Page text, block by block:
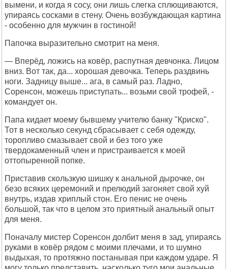
вымени, и когда я сосу, они лишь слегка сплющиваются,
упираясь сосками в стену. Очень возбуждающая картина
- особенно для мужчин в гостиной!
Папочка выразительно смотрит на меня.
— Вперёд, ложись на ковёр, распутная девчонка. Лицом
вниз. Вот так, да... хорошая девочка. Теперь раздвинь
ноги. Задницу выше... ага, в самый раз. Ладно,
Соренсон, можешь приступать... возьми свой трофей, -
командует он.
Папа кидает моему бывшему учителю банку "Криско".
Тот в несколько секунд сбрасывает с себя одежду,
торопливо смазывает свой и без того уже
твердокаменный член и пристраивается к моей
оттопыренной попке.
Приставив скользкую шишку к анальной дырочке, он
безо всяких церемоний и прелюдий загоняет свой хуй
внутрь, издав хриплый стон. Его пенис не очень
большой, так что в целом это приятный анальный опыт
для меня.
Поначалу мистер Соренсон долбит меня в зад, упираясь
руками в ковёр рядом с моими плечами, и то шумно
выдыхая, то протяжно постанывая при каждом ударе. Я